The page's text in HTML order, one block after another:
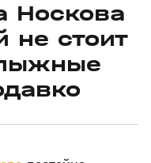
Носкова
не стоит